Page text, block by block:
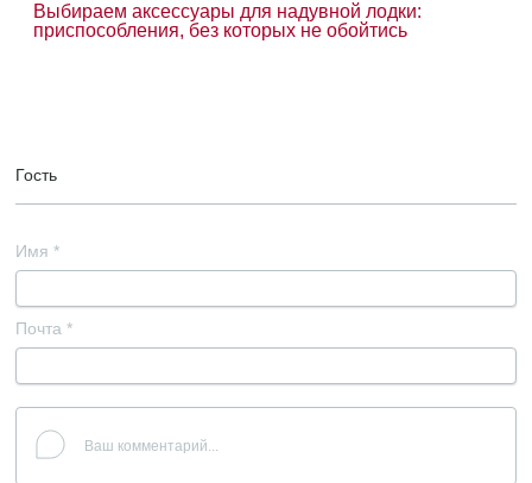
Выбираем аксессуары для надувной лодки:
приспособления, без которых не обойтись
Гость
Имя *
Почта *